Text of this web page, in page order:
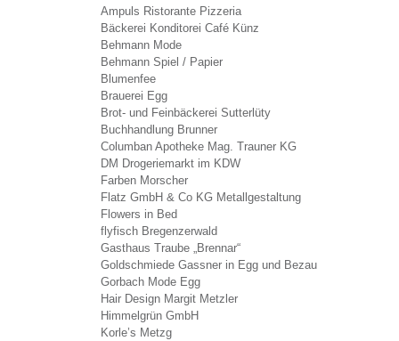
Ampuls Ristorante Pizzeria
Bäckerei Konditorei Café Künz
Behmann Mode
Behmann Spiel / Papier
Blumenfee
Brauerei Egg
Brot- und Feinbäckerei Sutterlüty
Buchhandlung Brunner
Columban Apotheke Mag. Trauner KG
DM Drogeriemarkt im KDW
Farben Morscher
Flatz GmbH & Co KG Metallgestaltung
Flowers in Bed
flyfisch Bregenzerwald
Gasthaus Traube „Brennar“
Goldschmiede Gassner in Egg und Bezau
Gorbach Mode Egg
Hair Design Margit Metzler
Himmelgrün GmbH
Korle’s Metzg